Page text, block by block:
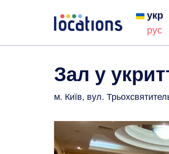
укр
рус
Зал у
м. Київ, вул.